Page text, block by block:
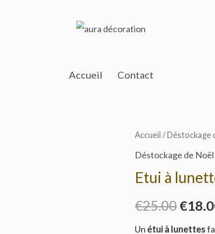
Accueil Contact
Accueil / Déstockage
Déstockage de Noël
Etui à
€25.00
Le
prix
initial
était :
€
Un étui à lunettes
quantité
de
à
lunettes